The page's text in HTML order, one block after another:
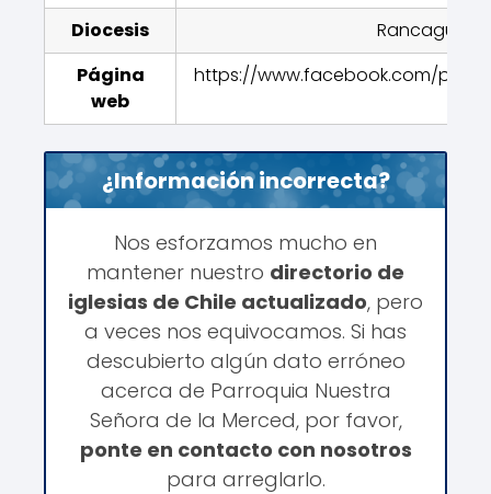
Diocesis
Rancagua
Página
web
https://www.facebook.com/
¿Información incorrecta?
Nos esforzamos mucho en
mantener nuestro directorio de
iglesias de Chile actualizado, pero
a veces nos equivocamos. Si has
descubierto algún dato erróneo
acerca de Parroquia Nuestra
Señora de la Merced, por favor,
ponte en contacto con nosotros
para arreglarlo.